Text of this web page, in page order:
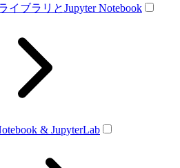
イブラリとJupyter Notebook
& JupyterLab